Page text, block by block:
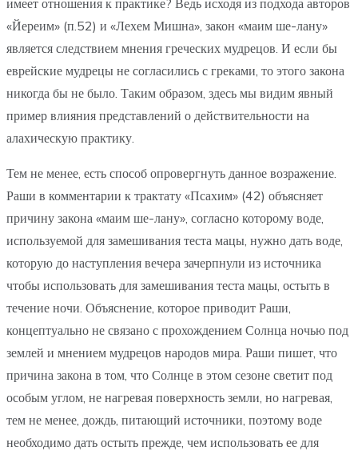
«Йереим» (п.52) и «Лехем Мишна», закон «маим ше-лану»
является следствием мнения греческих мудрецов. И если бы
еврейские мудрецы не согласились с греками, то этого закона
никогда бы не было. Таким образом, здесь мы видим явный
пример влияния представлений о действительности на
алахическую практику.
Тем не менее, есть способ опровергнуть данное возражение.
Раши в комментарии к трактату «Псахим» (42) объясняет
причину закона «маим ше-лану», согласно которому воде,
используемой для замешивания теста мацы, нужно дать воде,
которую до наступления вечера зачерпнули из источника
чтобы использовать для замешивания теста мацы, остыть в
течение ночи. Объяснение, которое приводит Раши,
концептуально не связано с прохождением Солнца ночью под
землей и мнением мудрецов народов мира. Раши пишет, что
причина закона в том, что Солнце в этом сезоне светит под
особым углом, не нагревая поверхность земли, но нагревая,
тем не менее, дождь, питающий источники, поэтому воде
необходимо дать остыть прежде, чем использовать ее для